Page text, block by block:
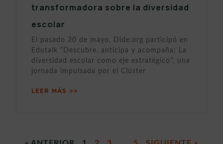
transformadora sobre la diversidad
escolar
El pasado 20 de mayo, Dide.org participó en
Edutalk “Descubre, anticipa y acompaña: La
diversidad escolar como eje estratégico”, una
jornada impulsada por el Clúster
LEER MÁS >>